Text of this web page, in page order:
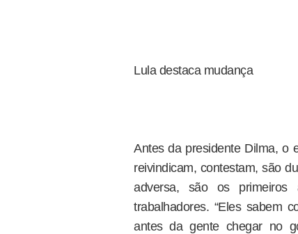
Lula destaca mudança
Antes da presidente Dilma, o
reivindicam, contestam, são
adversa, são os
trabalhadores. “Eles sabem
antes da gente chegar no